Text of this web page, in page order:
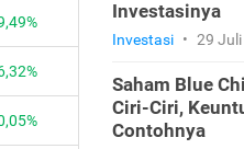
Investasinya
Investasi • 29
Saham Blue
Ciri-Ciri,
Contohnya